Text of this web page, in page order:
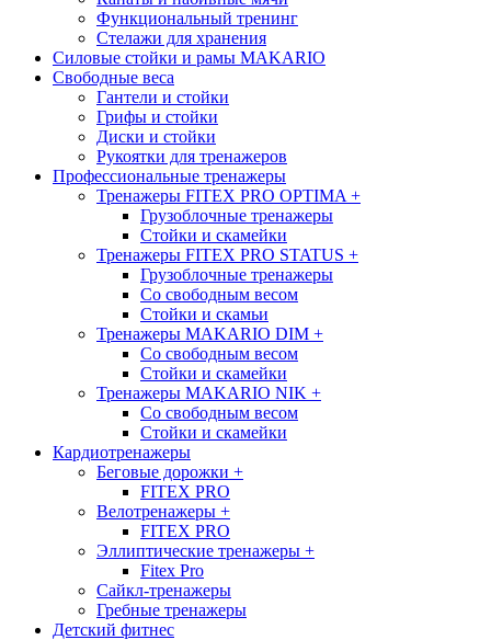
Функциональный тренинг
Стелажи для хранения
Силовые стойки и рамы MAKARIO
Свободные веса
Гантели и стойки
Грифы и стойки
Диски и стойки
Рукоятки для тренажеров
Профессиональные тренажеры
Тренажеры FITEX PRO OPTIMA +
Грузоблочные тренажеры
Стойки и скамейки
Тренажеры FITEX PRO STATUS +
Грузоблочные тренажеры
Со свободным весом
Стойки и скамьи
Тренажеры MAKARIO DIM +
Со свободным весом
Стойки и скамейки
Тренажеры MAKARIO NIK +
Со свободным весом
Стойки и скамейки
Кардиотренажеры
Беговые дорожки +
FITEX PRO
Велотренажеры +
FITEX PRO
Эллиптические тренажеры +
Fitex Pro
Сайкл-тренажеры
Гребные тренажеры
Детский фитнес